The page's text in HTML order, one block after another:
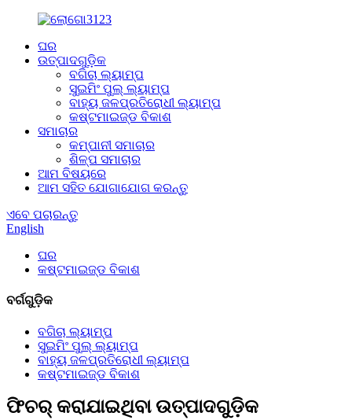
ଘର
ଉତ୍ପାଦଗୁଡ଼ିକ
ବଗିଚା ଲ୍ୟାମ୍ପ
ସୁଇମିଂ ପୁଲ୍ ଲ୍ୟାମ୍ପ
ବାହ୍ୟ ଜଳପ୍ରତିରୋଧୀ ଲ୍ୟାମ୍ପ
କଷ୍ଟମାଇଜ୍ଡ ବିକାଶ
ସମାଚାର
କମ୍ପାନୀ ସମାଚାର
ଶିଳ୍ପ ସମାଚାର
ଆମ ବିଷୟରେ
ଆମ ସହିତ ଯୋଗାଯୋଗ କରନ୍ତୁ
ଏବେ ପଚାରନ୍ତୁ
English
ଘର
କଷ୍ଟମାଇଜ୍ଡ ବିକାଶ
ବର୍ଗଗୁଡ଼ିକ
ବଗିଚା ଲ୍ୟାମ୍ପ
ସୁଇମିଂ ପୁଲ୍ ଲ୍ୟାମ୍ପ
ବାହ୍ୟ ଜଳପ୍ରତିରୋଧୀ ଲ୍ୟାମ୍ପ
କଷ୍ଟମାଇଜ୍ଡ ବିକାଶ
ଫିଚର୍ କରାଯାଇଥିବା ଉତ୍ପାଦଗୁଡ଼ିକ